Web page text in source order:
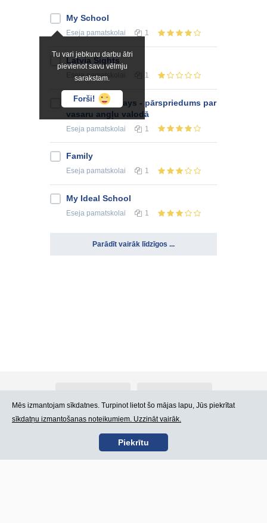
Tu vari jebkuru darbu ātri
pievienot savu vēlmju
sarakstam.
Forši!
My School
Eseja pamatskolai 1
Latvia Sights
Esejapamatskolai 1
Summer Holidays - pārspriedums par
vasaru angļu valodā
Eseja pamatskolai 1
Family
Eseja pamatskolai 1
My Ideal School
Eseja pamatskolai 1
Parādīt vairāk līdzīgos ...
Kontakti Lietošanas noteikumi
Mēs izmantojam sīkdatnes. Turpinot lietot šo mājas lapu, Jūs piekrītat
sīkdatņu izmantošanas noteikumiem. Uzzināt vairāk.
Piekrītu